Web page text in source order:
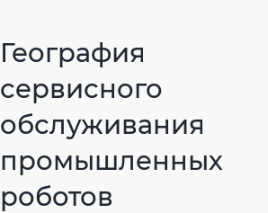
География
сервисного
обслуживания
промышленных
роботов